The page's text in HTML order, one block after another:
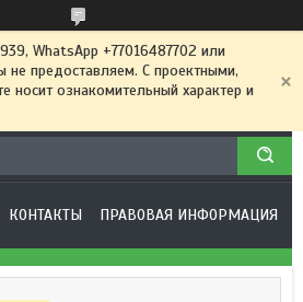
WhatsApp +77016487702 или
предоставляем. С проектными,
ознакомительный характер и
КОНТАКТЫ ПРАВОВАЯ ИНФОРМАЦИЯ